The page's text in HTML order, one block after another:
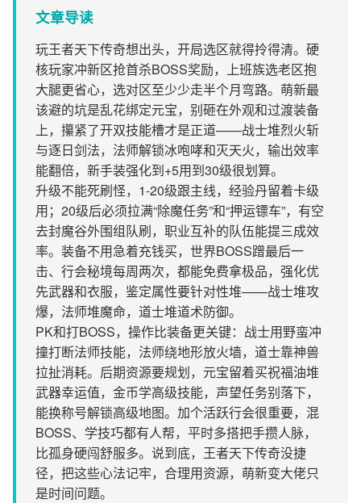
文章导读
玩王者天下传奇想出头，开局选区就得拎得清。硬
核玩家冲新区抢首杀BOSS奖励，上班族选老区抱
大腿更省心，选对区至少少走半个月弯路。萌新最
该避的坑是乱花绑定元宝，别砸在外观和过渡装备
上，攥紧了开双技能槽才是正道——战士堆烈火斩
与逐日剑法，法师解锁冰咆哮和灭天火，输出效率
能翻倍，新手装强化到+5用到30级很划算。
升级不能死刷怪，1-20级跟主线，经验丹留着卡级
用；20级后必须拉满“除魔任务”和“押运镖车”，有空
去封魔谷外围组队刷，职业互补的队伍能提三成效
率。装备不用急着充钱买，世界BOSS蹭最后一
击、行会秘境每周两次，都能免费拿极品，强化优
先武器和衣服，鉴定属性要针对性堆——战士堆攻
爆，法师堆魔命，道士堆道术防御。
PK和打BOSS，操作比装备更关键：战士用野蛮冲
撞打断法师技能，法师绕地形放火墙，道士靠神兽
拉扯消耗。后期资源要规划，元宝留着买祝福油堆
武器幸运值，金币学高级技能，声望任务别落下，
能换称号解锁高级地图。加个活跃行会很重要，混
BOSS、学技巧都有人帮，平时多搭把手攒人脉，
比孤身硬闯舒服多。说到底，王者天下传奇没捷
径，把这些心法记牢，合理用资源，萌新变大佬只
是时间问题。